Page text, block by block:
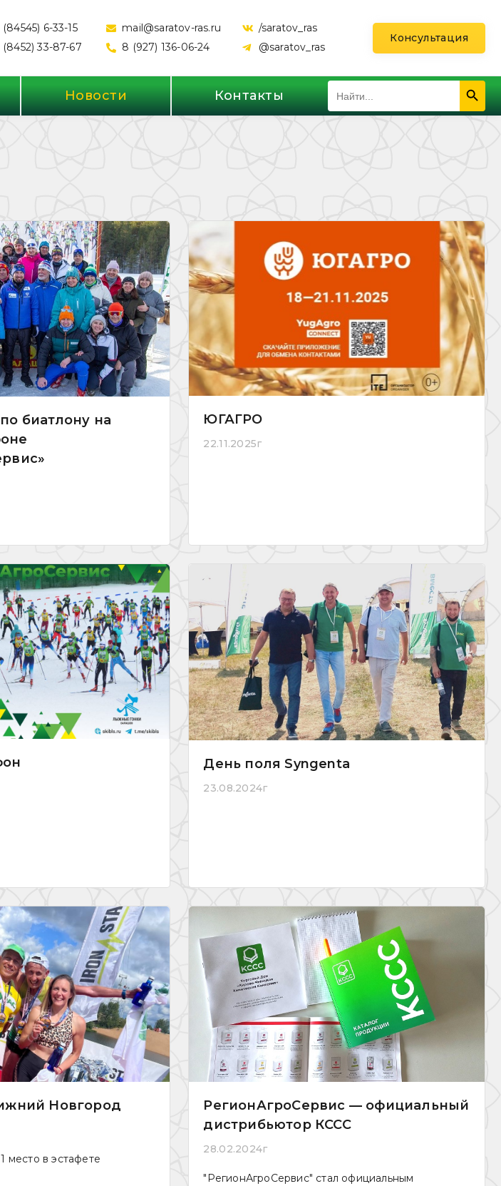
(84545) 6-33-15
(8452) 33-87-67
mail@saratov-ras.ru
8 (927) 136-06-24
/saratov_ras
@saratov_ras
Консультация
Новости Контакты
Search
for:
Search
биатлону на
ЮГАГРО
22.11.2025г
День поля Syngenta
23.08.2024г
Новгород
место в эстафете
РегионАгроСервис — официальный
дистрибьютор КССС
28.02.2024г
"РегионАгроСервис" стал официальным